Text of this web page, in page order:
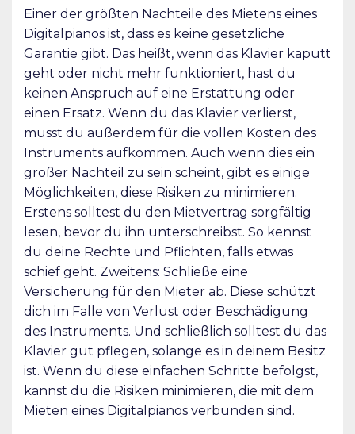
Einer der größten Nachteile des Mietens eines
Digitalpianos ist, dass es keine gesetzliche
Garantie gibt. Das heißt, wenn das Klavier kaputt
geht oder nicht mehr funktioniert, hast du
keinen Anspruch auf eine Erstattung oder
einen Ersatz. Wenn du das Klavier verlierst,
musst du außerdem für die vollen Kosten des
Instruments aufkommen. Auch wenn dies ein
großer Nachteil zu sein scheint, gibt es einige
Möglichkeiten, diese Risiken zu minimieren.
Erstens solltest du den Mietvertrag sorgfältig
lesen, bevor du ihn unterschreibst. So kennst
du deine Rechte und Pflichten, falls etwas
schief geht. Zweitens: Schließe eine
Versicherung für den Mieter ab. Diese schützt
dich im Falle von Verlust oder Beschädigung
des Instruments. Und schließlich solltest du das
Klavier gut pflegen, solange es in deinem Besitz
ist. Wenn du diese einfachen Schritte befolgst,
kannst du die Risiken minimieren, die mit dem
Mieten eines Digitalpianos verbunden sind.